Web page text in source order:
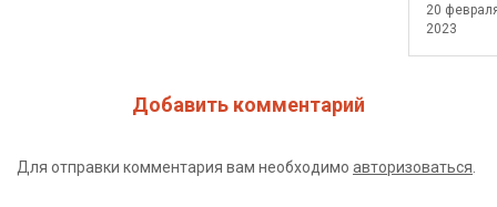
20
2023
Добавить комментарий
Для отправки комментария вам необходимо авторизоваться